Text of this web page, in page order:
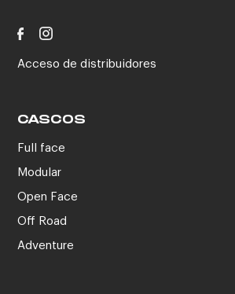
Acceso de distribuidores
CASCOS
Full face
Modular
Open Face
Off Road
Adventure